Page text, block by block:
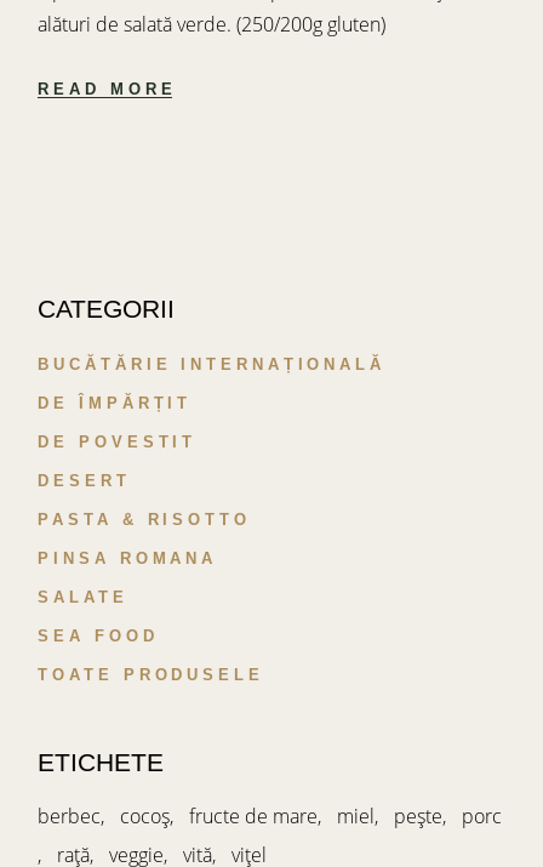
alături de salată verde. (250/200g gluten)
READ MORE
CATEGORII
BUCĂTĂRIE INTERNAȚIONALĂ
DE ÎMPĂRȚIT
DE POVESTIT
DESERT
PASTA & RISOTTO
PINSA ROMANA
SALATE
SEA FOOD
TOATE PRODUSELE
ETICHETE
berbec cocoș fructe de mare miel pește
porc
rață
veggie vită vițel